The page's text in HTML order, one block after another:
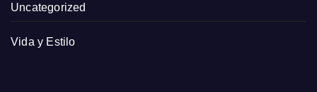
Uncategorized
Vida y Estilo